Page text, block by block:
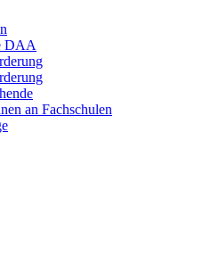
DAA
an Fachschulen